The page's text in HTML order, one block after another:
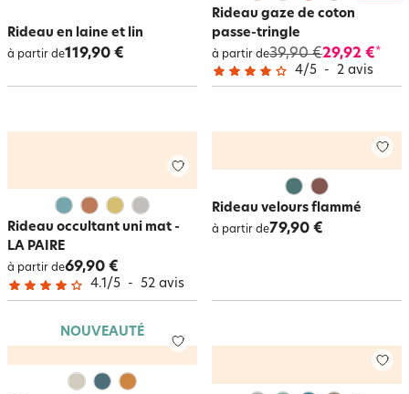
Rideau en laine et lin
à partir de119,90 €
Rideau gaze de coton
passe-tringle
à partir de39,90 €29,92 €*
4/5 - 2 avis
Rideau occultant uni mat -
LA PAIRE
à partir de69,90 €
4.1/5 - 52 avis
Rideau velours flammé
à partir de79,90 €
NOUVEAUTÉ